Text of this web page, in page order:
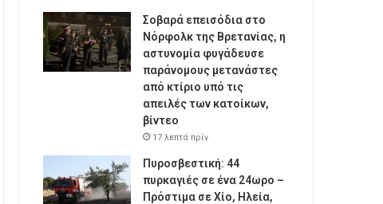
Σοβαρά επεισόδια στο
Νόρφολκ της Βρετανίας, η
αστυνομία φυγάδευσε
παράνομους μετανάστες
από κτίριο υπό τις
απειλές των κατοίκων,
βίντεο
17 λεπτά πρίν
Πυροσβεστική: 44
πυρκαγιές σε ένα 24ωρο –
Πρόστιμα σε Χίο, Ηλεία,